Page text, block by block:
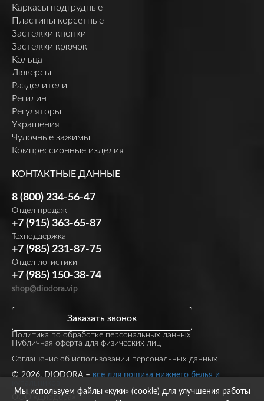
Каркасы подгрудные
Пластины корсетные
Застежки кнопки
Застежки крючок
Кольца
Люверсы
Разделители
Регилин
Регуляторы
Украшения
Чулочные зажимы
Компрессионные изделия
КОНТАКТНЫЕ ДАННЫЕ
8 (800) 234-56-47
Отдел продаж
+7 (915) 363-65-87
Техподдержка
+7 (985) 231-87-75
Отдел логистики
+7 (985) 150-38-74
shop@diodora.vip
Политика по обработке персональных данных
Публичная оферта для физических лиц
Заказать звонок
Соглашение об использовании персональных данных
© 2026, DIODORA – все для пошива нижнего белья и
ООО «Диодора»
Мы используем файлы «куки» (cookie) для улучшения работы